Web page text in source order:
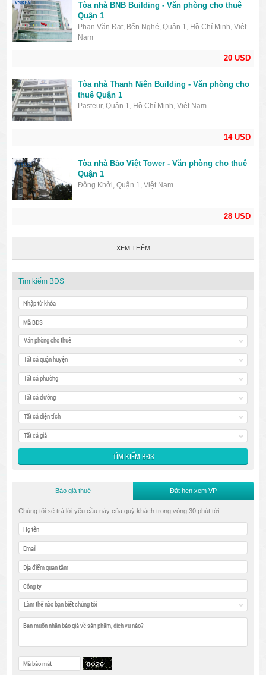
20 USD
Tòa nhà BNB Building - Văn phòng cho thuê
Quận 1
Phan Văn Đạt, Bến Nghé, Quận 1, Hồ Chí Minh, Việt
Nam
14 USD
Tòa nhà Thanh Niên Building - Văn phòng cho
thuê Quận 1
Pasteur, Quận 1, Hồ Chí Minh, Việt Nam
28 USD
Tòa nhà Bảo Việt Tower - Văn phòng cho thuê
Quận 1
Đồng Khởi, Quận 1, Việt Nam
XEM THÊM
Tìm kiếm BĐS
Văn phòng cho thuê
Tất cả quận huyện
Tất cả phường
Tất cả đường
Tất cả diện tích
Tất cả giá
Báo giá thuê Đặt hẹn xem VP
Chúng tôi sẽ trả lời yêu cầu này của quý khách trong vòng 30 phút tới
Làm thế nào bạn biết chúng tôi